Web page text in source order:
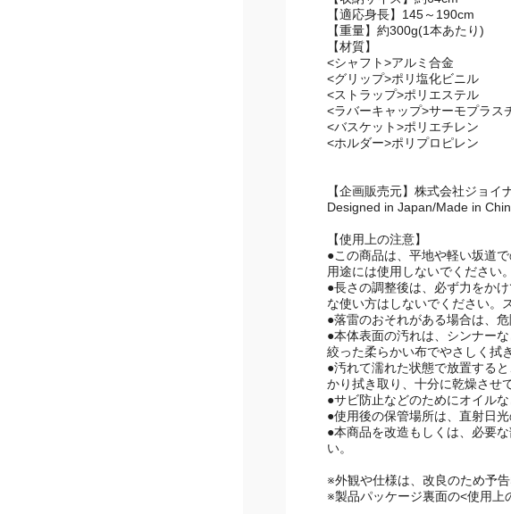
ホルダー×2
【収納サイズ】約64cm
【適応身長】145～190cm
【重量】約300g(1本あたり)
【材質】
<シャフト>アルミ合金
<グリップ>ポリ塩化ビニル
<ストラップ>ポリエステル
<ラバーキャップ>サーモプラス
<バスケット>ポリエチレン
【企画販売元】株式会社ジョイナ
Designed in Japan/Made in China
【使用上の注意】
●この商品は、平地や軽い坂道
用途には使用しないでください
●長さの調整後は、必ず力をか
な使い方はしないでください
●落雷のおそれがある場合は、
●本体表面の汚れは、シンナー
絞った柔らかい布でやさしく拭
●汚れて濡れた状態で放置する
かり拭き取り、十分に乾燥させ
●サビ防止などのためにオイル
●使用後の保管場所は、直射日
●本商品を改造もしくは、必要
い。
※外観や仕様は、改良のため予